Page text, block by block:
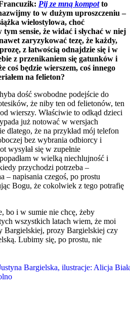
Pij ze mną kompotto
to w dużym uproszczeniu –
wielostylowa, choć
sensie, że widać i słychać w niej
zaryzykować tezę, że każdy,
z łatwością odnajdzie się i w
z przenikaniem się gatunków i
coś będzie wierszem, coś innego
na felieton?
dość swobodne podejście do
że niby ten od felietonów, ten
wierszy. Właściwie to odkąd dzieci
już notować w wersjach
dlatego, że na przykład mój telefon
bez wybrania odbiorcy i
wysyłał się w zupełnie
w wielką niechlujność i
przychodzi potrzeba –
– napisania czegoś, po prostu
Bogu, że cokolwiek z tego potrafię
bo i w sumie nie chcę, żeby
wszystkich latach wiem, że moi
Bargielskiej, prozy Bargielskiej czy
Lubimy się, po prostu, nie